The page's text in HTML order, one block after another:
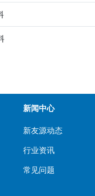
新闻中心
新友源动态
行业资讯
常见问题